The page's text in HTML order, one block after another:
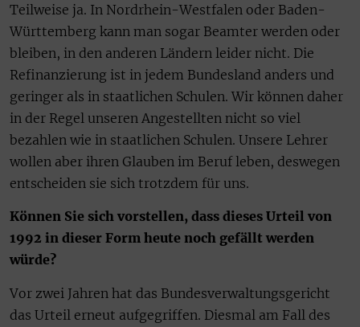
Teilweise ja. In Nordrhein-Westfalen oder Baden-
Württemberg kann man sogar Beamter werden oder
bleiben, in den anderen Ländern leider nicht. Die
Refinanzierung ist in jedem Bundesland anders und
geringer als in staatlichen Schulen. Wir können daher
in der Regel unseren Angestellten nicht so viel
bezahlen wie in staatlichen Schulen. Unsere Lehrer
wollen aber ihren Glauben im Beruf leben, deswegen
entscheiden sie sich trotzdem für uns.
Können Sie sich vorstellen, dass dieses Urteil von
1992 in dieser Form heute noch gefällt werden
würde?
Vor zwei Jahren hat das Bundesverwaltungsgericht
das Urteil erneut aufgegriffen. Diesmal am Fall des